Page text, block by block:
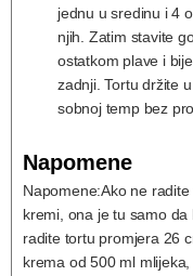
jednu u sredinu i 4
njih. Zatim stavite
ostatkom plave i
zadnji. Tortu držite
sobnoj temp bez
Napomene
Napomene:Ako ne
kremi, ona je tu samo
radite tortu promjera 26
krema od 500 ml